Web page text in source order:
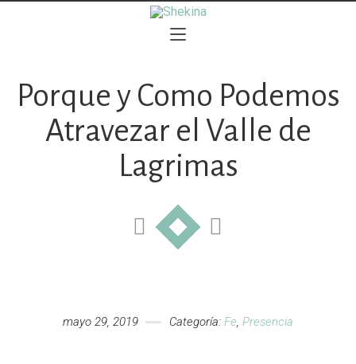
Porque y Como Podemos
Atravezar el Valle de
Lagrimas
mayo 29, 2019 Categoría: Fe, Presencia